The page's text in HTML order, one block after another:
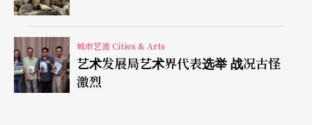
据执行导演陈霖苍介绍，在这部「既传统又独特」
的京剧作品中，传统道具「一桌二椅」将作为「魂
魄象征」与「点睛之笔」出现，在舞台上变幻出各
城市艺波 Cities & Arts
艺术发展局艺术界代表选举 战况古怪
激烈